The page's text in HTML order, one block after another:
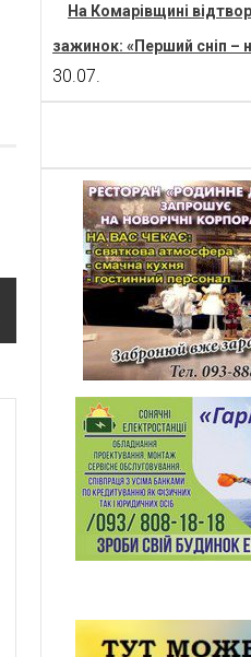
На Комарівщині
зажинок: «Перший сніп –
30.07.